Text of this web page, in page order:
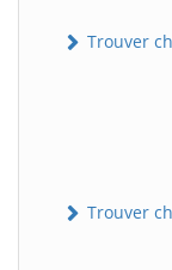
Trouver
Trouver